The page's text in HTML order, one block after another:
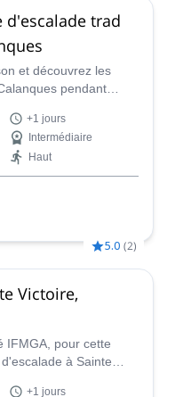
d'escalade trad
et découvrez les
pendant
local certifié
environnement
+1 jours
Intermédiaire
Haut
5.0 (2)
Victoire,
IFMGA, pour cette
à Sainte
+1 jours